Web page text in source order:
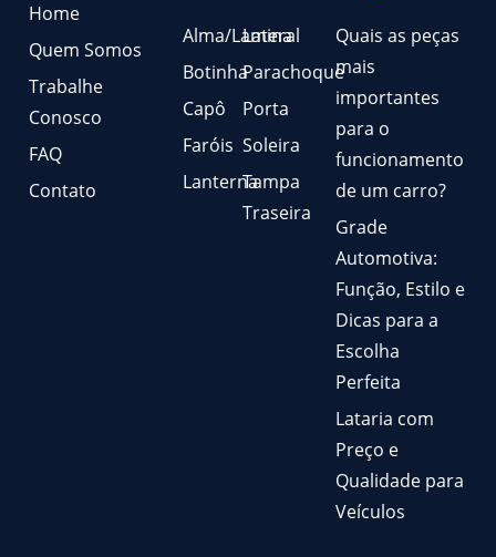
Home
Quem Somos
Trabalhe
Conosco
FAQ
Contato
Alma/Lamina
Botinha
Capô
Faróis
Lanterna
Lateral
Parachoque
Porta
Soleira
Tampa
Traseira
Quais as peças
mais
importantes
para o
funcionamento
de um carro?
Grade
Automotiva:
Função, Estilo e
Dicas para a
Escolha
Perfeita
Lataria com
Preço e
Qualidade para
Veículos